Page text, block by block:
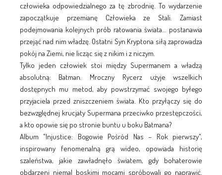
człowieka odpowiedzialnego za tę zbrodnię. To wydarzenie
zapoczątkuje przemianę Człowieka ze Stali. Zamiast
podejmowania kolejnych prób ratowania świata... postanawia
przejąć nad nim władzę. Ostatni Syn Kryptona siłą zaprowadza
pokój na Ziemi, nie licząc się z nikim i z niczym.
Tylko jeden człowiek stoi między Supermanem a władzą
absolutną: Batman. Mroczny Rycerz użyje wszelkich
dostępnych mu metod, aby powstrzymać swojego byłego
przyjaciela przed zniszczeniem świata. Kto przyłączy się do
bezwzględnej krucjaty Supermana przeciwko przestępczości,
a kto opowie się po stronie buntu u boku Batmana?
Album "Injustice: Bogowie Pośród Nas – Rok pierwszy",
inspirowany fenomenalną grą wideo, opowiada historię
szaleństwa, jakie zawładnęło światem, gdy bohaterowie
obdarzeni niemal boskimi mocami spróbowali go naprawić.